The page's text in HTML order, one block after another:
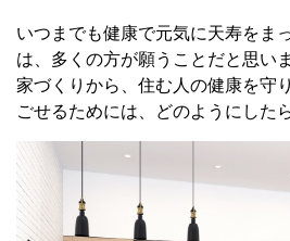
いつまでも健康で元気に天寿をま
は、多くの方が願うことだと思いま
家づくりから、住む人の健康を守
ごせるためには、どのようにした